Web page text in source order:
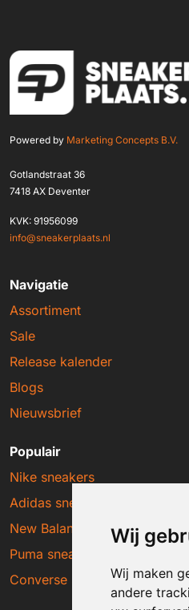
Wij
Wij maken
andere
Powered by Marketing Concepts B.V.
Gotlandstraat 36
7418 AX Deventer
KVK: 91956099
info@sneakerplaats.nl
Navigatie
Assortiment
Sale
Release kalender
Blogs
Nieuwsbrief
Populair
Nike sneakers
Adidas sneakers
New Balance sneakers
Puma sneakers
Converse sneakers